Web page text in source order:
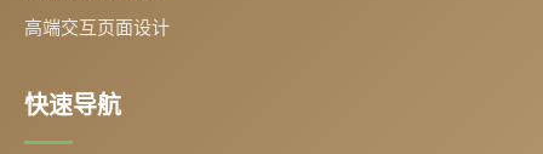
高端交互页面设计
快速导航